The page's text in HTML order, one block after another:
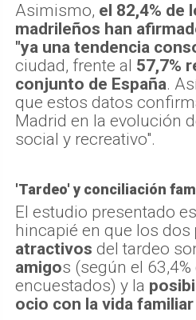
Asimismo, el 82,4% de
madrileños han
"ya una tendencia
ciudad, frente al 57,7%
conjunto de España.
que estos datos
Madrid en la evolución
social y recreativo".
'Tardeo' y conciliación
El estudio presentado
hincapié en que los dos
atractivos del tardeo
amigos (según el 63,4%
encuestados) y la
ocio con la vida familiar